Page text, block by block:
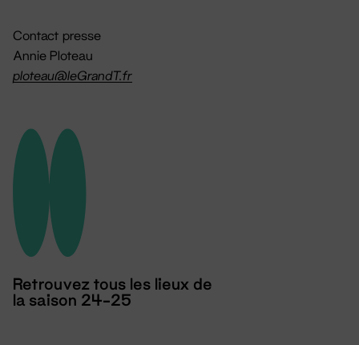
Contact presse
Annie Ploteau
ploteau@leGrandT.fr
Retrouvez tous les lieux de
la saison 24-25